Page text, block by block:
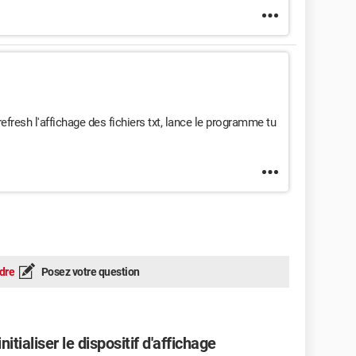
or 0))
or 0))
la zone de texte
END)
l'affichage des fichiers txt, lance le programme tu
Posez votre question
le dispositif d'affichage